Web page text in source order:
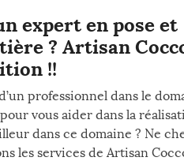
expert en pose et
? Artisan
!!
professionnel dans le
vous aider dans la
dans ce domaine ? Ne
les services de Artisan